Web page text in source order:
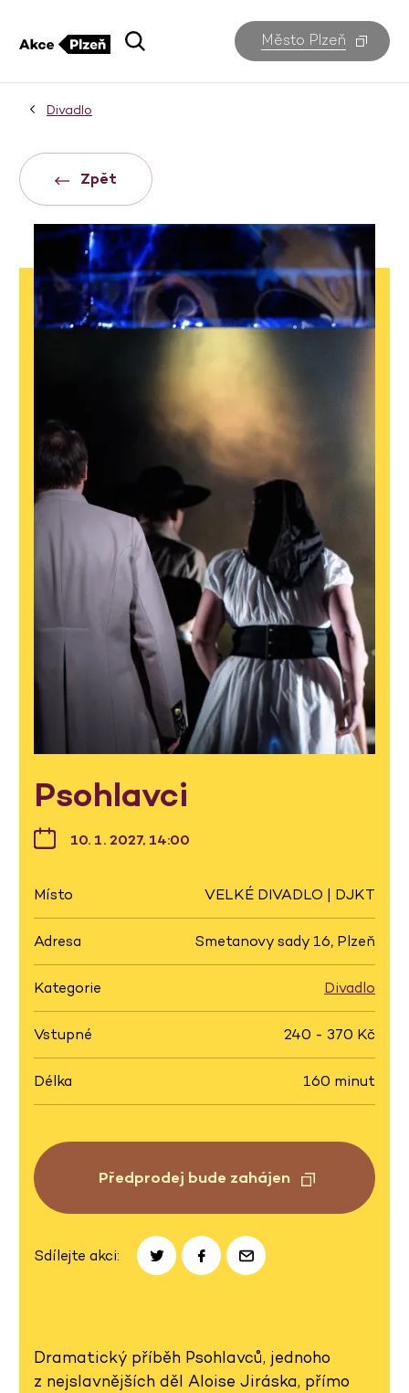
Město Plzeň
Divadlo
Zpět
Psohlavci
10. 1. 2027, 14:00
Místo VELKÉ DIVADLO | DJKT
Adresa Smetanovy sady 16, Plzeň
Kategorie Divadlo
Vstupné 240 - 370 Kč
Délka 160 minut
Předprodej bude zahájen
Sdílejte akci:
Dramatický příběh Psohlavců, jednoho
z nejslavnějších děl Aloise Jiráska, přímo